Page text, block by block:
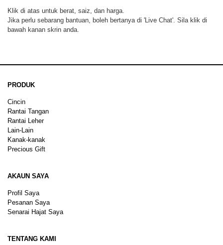
Klik di atas untuk berat, saiz, dan harga.
Jika perlu sebarang bantuan, boleh bertanya di 'Live Chat'. Sila klik di
bawah kanan skrin anda.
PRODUK
Cincin
Rantai Tangan
Rantai Leher
Lain-Lain
Kanak-kanak
Precious Gift
AKAUN SAYA
Profil Saya
Pesanan Saya
Senarai Hajat Saya
TENTANG KAMI